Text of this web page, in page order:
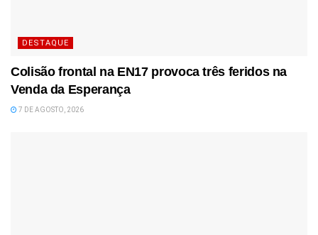
DESTAQUE
Colisão frontal na EN17 provoca três feridos na
Venda da Esperança
7 DE AGOSTO, 2026